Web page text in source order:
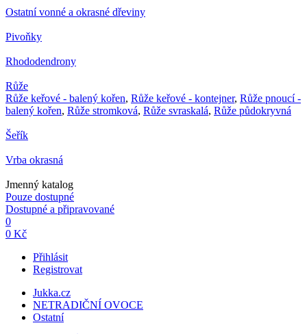
Ostatní vonné a okrasné dřeviny
Pivoňky
Rhododendrony
Růže
Růže keřové - balený kořen, Růže keřové - kontejner, Růže pnoucí -
balený kořen, Růže stromková, Růže svraskalá, Růže půdokryvná
Šeřík
Vrba okrasná
Jmenný katalog
Pouze dostupné
Dostupné a připravované
0
0 Kč
Přihlásit
Registrovat
Jukka.cz
NETRADIČNÍ OVOCE
Ostatní